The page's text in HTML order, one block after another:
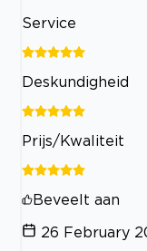
Service
Deskundigheid
Prijs/Kwaliteit
Beveelt aan
26 February